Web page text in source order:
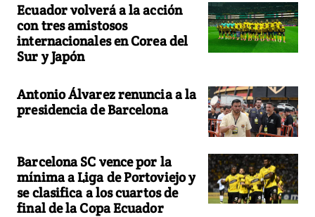
Ecuador volverá a la acción
con tres amistosos
internacionales en Corea del
Sur y Japón
Antonio Álvarez renuncia a la
presidencia de Barcelona
Barcelona SC vence por la
mínima a Liga de Portoviejo y
se clasifica a los cuartos de
final de la Copa Ecuador